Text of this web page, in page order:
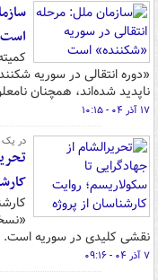
است
«دوره انتقالی در سوریه
ناپدید شده‌اند، همچنان
۱۷ آذر ۰۴ - ۱۰:۱۵
در
نقشی کلیدی در سوریه است.
۷ آذر ۰۴ - ۰۹:۱۶